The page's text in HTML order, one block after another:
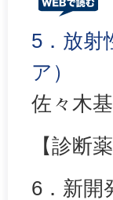
5．放射
ア）
佐々木
【診断薬
6．新開